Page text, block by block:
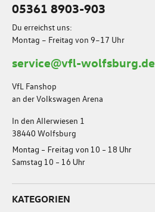
05361 8903-903
Du erreichst uns:
Montag – Freitag von 9–17 Uhr
service@vfl-wolfsburg.de
VfL Fanshop
an der Volkswagen Arena
In den Allerwiesen 1
38440 Wolfsburg
Montag – Freitag von 10 – 18 Uhr
Samstag 10 – 16 Uhr
KATEGORIEN